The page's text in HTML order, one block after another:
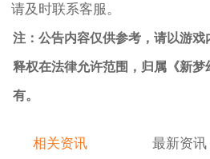
请及时联系客服。
注：公告内容仅供参考，请以游
释权在法律允许范围，归属《新
有。
相关资讯 最新资讯